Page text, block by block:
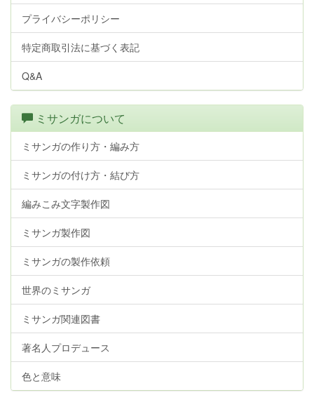
プライバシーポリシー
特定商取引法に基づく表記
Q&A
ミサンガについて
ミサンガの作り方・編み方
ミサンガの付け方・結び方
編みこみ文字製作図
ミサンガ製作図
ミサンガの製作依頼
世界のミサンガ
ミサンガ関連図書
著名人プロデュース
色と意味